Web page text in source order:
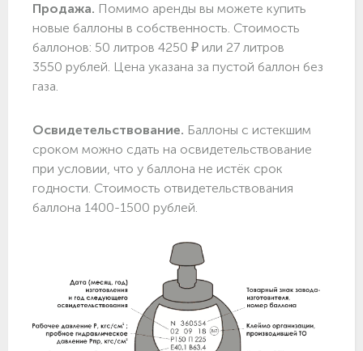
Продажа. Помимо аренды вы можете купить
новые баллоны в собственность. Стоимость
баллонов: 50 литров 4250 ₽ или 27 литров
3550 рублей. Цена указана за пустой баллон без
газа.
Освидетельствование. Баллоны с истекшим
сроком можно сдать на освидетельствование
при условии, что у баллона не истёк срок
годности. Стоимость отвидетельствования
баллона 1400-1500 рублей.